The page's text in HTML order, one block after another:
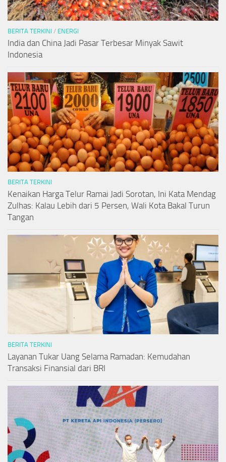
BERITA TERKINI / ENERGI
India dan China Jadi Pasar Terbesar Minyak Sawit
Indonesia
BERITA TERKINI
Kenaikan Harga Telur Ramai Jadi Sorotan, Ini Kata Mendag
Zulhas: Kalau Lebih dari 5 Persen, Wali Kota Bakal Turun
Tangan
BERITA TERKINI
Layanan Tukar Uang Selama Ramadan: Kemudahan
Transaksi Finansial dari BRI